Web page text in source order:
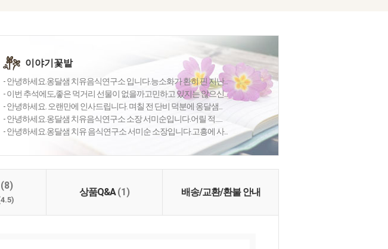
이야기꽃밭
- 안녕하세요.옹달샘 치유음식연구소 입니다.능소화가 환히 핀 지난...
- 이번 추석에도,좋은 먹거리 선물이 없을까고민하고 있지는 않으신...
- 안녕하세요. 오랜만에 인사드립니다. 며칠 전 단비 덕분에 옹달샘...
- 안녕하세요.옹달샘 치유음식연구소 소장 서미순입니다.어릴 적......
- 안녕하세요.옹달샘 치유 음식연구소 서미순 소장입니다.고흥에 사...
(8)
상품Q&A(1) 배송/교환/환불 안내